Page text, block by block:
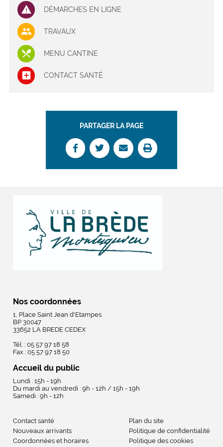
DÉMARCHES EN LIGNE
TRAVAUX
MENU CANTINE
CONTACT SANTÉ
PARTAGER LA PAGE
Nos coordonnées
1, Place Saint Jean d'Etampes
BP 30047
33652 LA BREDE CEDEX
Tél. : 05 57 97 18 58
Fax : 05 57 97 18 50
Accueil du public
Lundi : 15h - 19h
Du mardi au vendredi : 9h - 12h / 15h - 19h
Samedi : 9h - 12h
Contact santé
Nouveaux arrivants
Coordonnées et horaires
Plan du site
Politique de confidentialité
Politique des cookies